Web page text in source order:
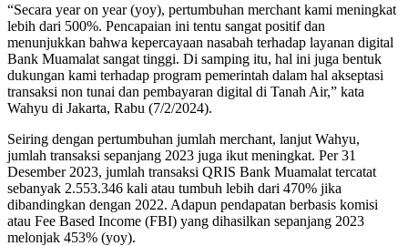
“Secara year on year (yoy), pertumbuhan merchant kami meningkat
lebih dari 500%. Pencapaian ini tentu sangat positif dan
menunjukkan bahwa kepercayaan nasabah terhadap layanan digital
Bank Muamalat sangat tinggi. Di samping itu, hal ini juga bentuk
dukungan kami terhadap program pemerintah dalam hal akseptasi
transaksi non tunai dan pembayaran digital di Tanah Air,” kata
Wahyu di Jakarta, Rabu (7/2/2024).
Seiring dengan pertumbuhan jumlah merchant, lanjut Wahyu,
jumlah transaksi sepanjang 2023 juga ikut meningkat. Per 31
Desember 2023, jumlah transaksi QRIS Bank Muamalat tercatat
sebanyak 2.553.346 kali atau tumbuh lebih dari 470% jika
dibandingkan dengan 2022. Adapun pendapatan berbasis komisi
atau Fee Based Income (FBI) yang dihasilkan sepanjang 2023
melonjak 453% (yoy).